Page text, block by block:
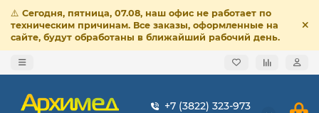
⚠️ Сегодня, пятница, 07.08, наш офис не работает по
техническим причинам. Все заказы, оформленные на
сайте, будут обработаны в ближайший рабочий день.
+7 (3822) 323-973